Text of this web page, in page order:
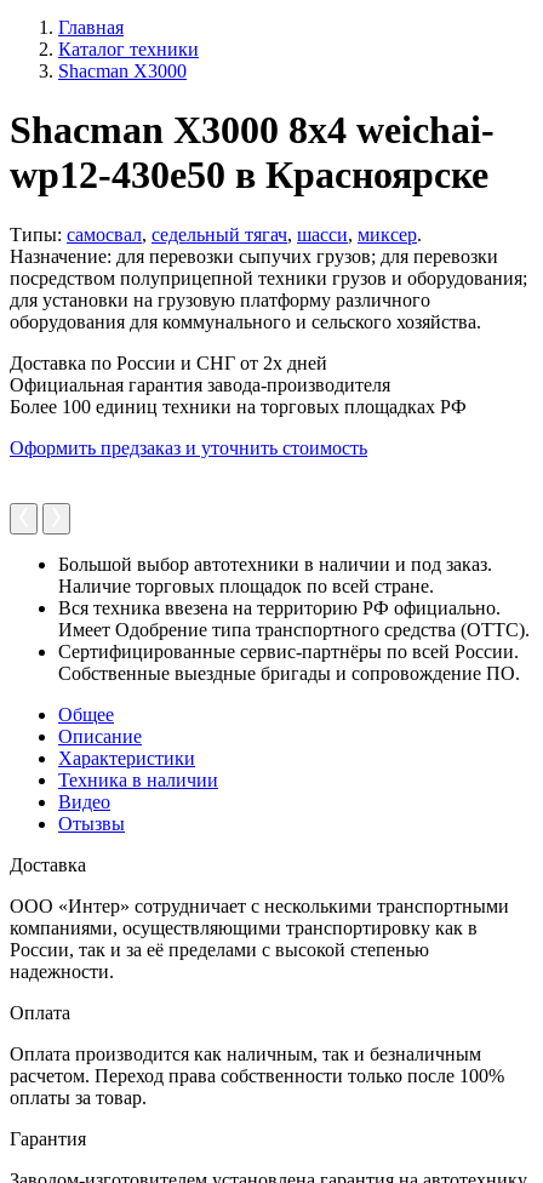
Главная
Каталог техники
Shacman X3000
Shacman X3000 8x4 weichai-
wp12-430e50 в Красноярске
Типы: самосвал, седельный тягач, шасси, миксер.
Назначение: для перевозки сыпучих грузов; для перевозки
посредством полуприцепной техники грузов и оборудования;
для установки на грузовую платформу различного
оборудования для коммунального и сельского хозяйства.
Доставка по России и СНГ от 2х дней
Официальная гарантия завода-производителя
Более 100 единиц техники на торговых площадках РФ
Оформить предзаказ и уточнить стоимость
Большой выбор автотехники в наличии и под заказ.
Наличие торговых площадок по всей стране.
Вся техника ввезена на территорию РФ официально.
Имеет Одобрение типа транспортного средства (ОТТС).
Сертифицированные сервис-партнёры по всей России.
Собственные выездные бригады и сопровождение ПО.
Общее
Описание
Характеристики
Техника в наличии
Видео
Отызвы
Доставка
ООО «Интер» сотрудничает с несколькими транспортными
компаниями, осуществляющими транспортировку как в
России, так и за её пределами с высокой степенью
надежности.
Оплата
Оплата производится как наличным, так и безналичным
расчетом. Переход права собственности только после 100%
оплаты за товар.
Гарантия